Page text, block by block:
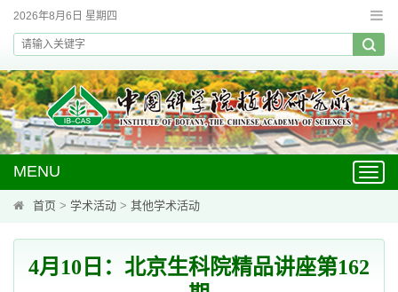
2026年8月6日 星期四
MENU
首页 > 学术活动 > 其他学术活动
4月10日：北京生科院精品讲座第162